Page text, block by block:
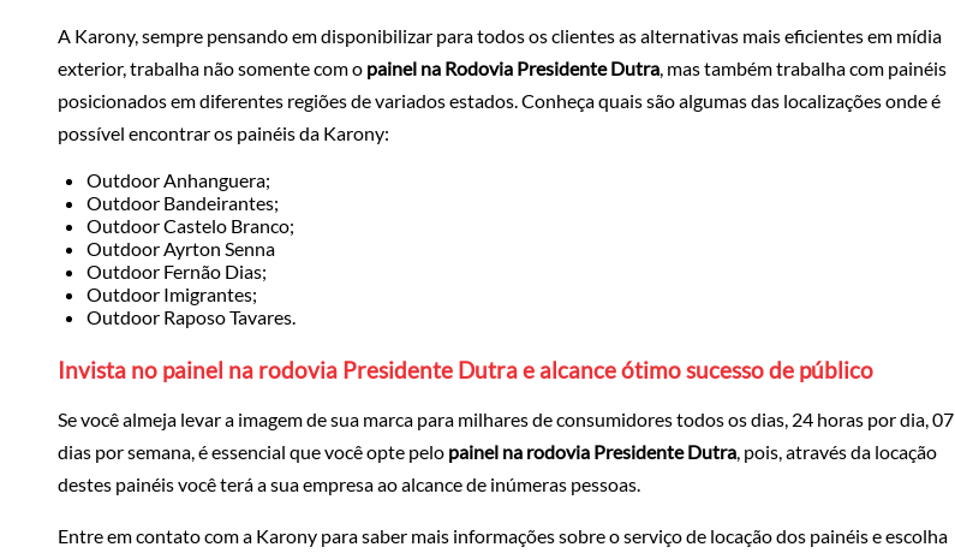
A Karony, sempre pensando em disponibilizar para todos os clientes as alternativas mais eficientes em mídia
exterior, trabalha não somente com o painel na Rodovia Presidente Dutra, mas também trabalha com painéis
posicionados em diferentes regiões de variados estados. Conheça quais são algumas das localizações onde é
possível encontrar os painéis da Karony:
Outdoor Anhanguera;
Outdoor Bandeirantes;
Outdoor Castelo Branco;
Outdoor Ayrton Senna
Outdoor Fernão Dias;
Outdoor Imigrantes;
Outdoor Raposo Tavares.
Invista no painel na rodovia Presidente Dutra e alcance ótimo sucesso de público
Se você almeja levar a imagem de sua marca para milhares de consumidores todos os dias, 24 horas por dia, 07
dias por semana, é essencial que você opte pelo painel na rodovia Presidente Dutra, pois, através da locação
destes painéis você terá a sua empresa ao alcance de inúmeras pessoas.
Entre em contato com a Karony para saber mais informações sobre o serviço de locação dos painéis e escolha